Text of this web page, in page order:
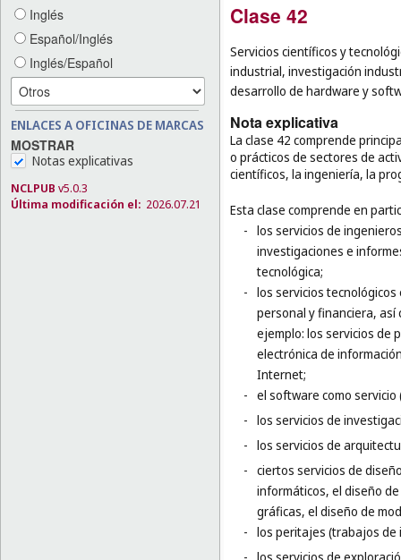
Inglés
Español/Inglés
Inglés/Español
ENLACES A OFICINAS DE MARCAS
MOSTRAR
Notas explicativas
NCLPUB v5.0.3
Última modificación el: 2026.07.21
Clase 42
Servicios científicos y
industrial, investigación
desarrollo de hardware y
Nota explicativa
La clase 42 comprende
o prácticos de sectores de
científicos, la ingeniería, la
Esta clase comprende en
- los servicios de
investigaciones e
tecnológica;
- los servicios
personal y financiera, así
ejemplo: los servicios de
electrónica de
Internet;
- el software como servicio
- los servicios de
- los servicios de
- ciertos servicios de
informáticos, el diseño
gráficas, el diseño de
- los peritajes (trabajos de
- los servicios de